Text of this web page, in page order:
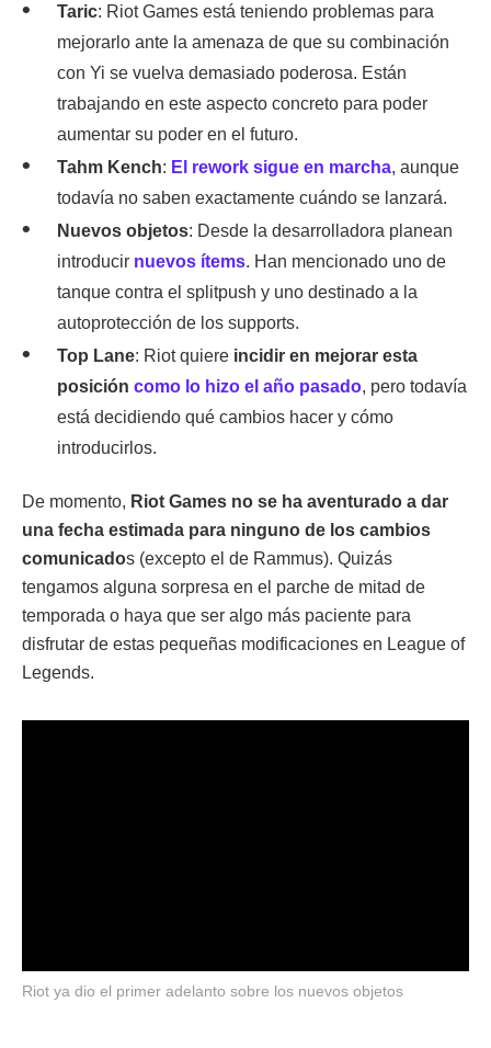
Taric: Riot Games está teniendo problemas para
mejorarlo ante la amenaza de que su combinación
con Yi se vuelva demasiado poderosa. Están
trabajando en este aspecto concreto para poder
aumentar su poder en el futuro.
Tahm Kench: El rework sigue en marcha, aunque
todavía no saben exactamente cuándo se lanzará.
Nuevos objetos: Desde la desarrolladora planean
introducir nuevos ítems. Han mencionado uno de
tanque contra el splitpush y uno destinado a la
autoprotección de los supports.
Top Lane: Riot quiere incidir en mejorar esta
posición como lo hizo el año pasado, pero todavía
está decidiendo qué cambios hacer y cómo
introducirlos.
De momento, Riot Games no se ha aventurado a dar
una fecha estimada para ninguno de los cambios
comunicados (excepto el de Rammus). Quizás
tengamos alguna sorpresa en el parche de mitad de
temporada o haya que ser algo más paciente para
disfrutar de estas pequeñas modificaciones en League of
Legends.
Riot ya dio el primer adelanto sobre los nuevos objetos